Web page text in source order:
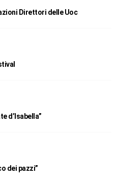
Direttori delle Uoc
d’Isabella”
dei pazzi”